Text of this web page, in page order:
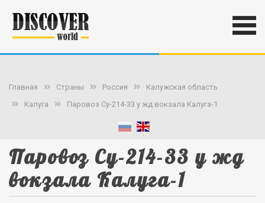
Главная Страны Россия
Калужская область
Калуга
Паровоз Су-214-33 у жд вокзала Калуга-1
Паровоз Су-214-33 у жд
вокзала Калуга-1